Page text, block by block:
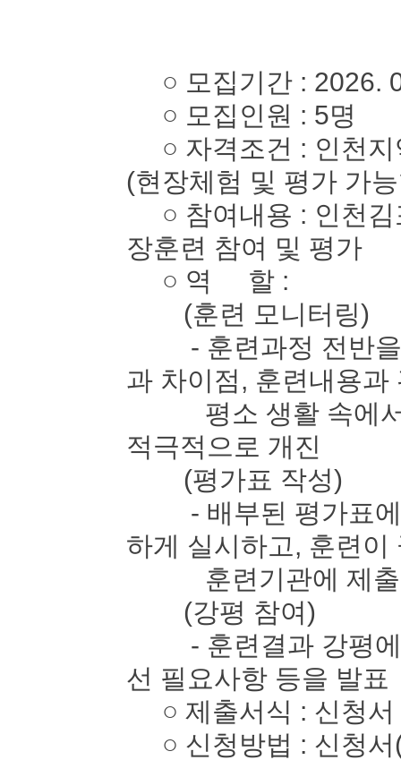
○ 모집기간 : 2026.
○ 모집인원 : 5명
○ 자격조건 : 인천지
(현장체험 및 평가 가
○ 참여내용 : 인천김
장훈련 참여 및 평가
○ 역 할 :
(훈련 모니터링)
- 훈련과정 전반을
과 차이점, 훈련내용과
평소 생활 속에서
적극적으로 개진
(평가표 작성)
- 배부된 평가표에
하게 실시하고, 훈련이
훈련기관에 제출
(강평 참여)
- 훈련결과 강평에
선 필요사항 등을 발표
○ 제출서식 : 신청서
○ 신청방법 : 신청서